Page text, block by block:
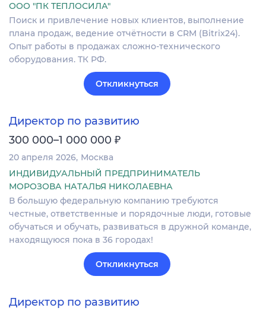
ООО "ПК ТЕПЛОСИЛА"
Поиск и привлечение новых клиентов, выполнение
плана продаж, ведение отчётности в CRM (Bitrix24).
Опыт работы в продажах сложно-технического
оборудования. ТК РФ.
Откликнуться
Директор по развитию
300 000–1 000 000 ₽
20 апреля 2026 Москва
ИНДИВИДУАЛЬНЫЙ ПРЕДПРИНИМАТЕЛЬ
МОРОЗОВА НАТАЛЬЯ НИКОЛАЕВНА
В большую федеральную компанию требуются
честные, ответственные и порядочные люди, готовые
обучаться и обучать, развиваться в дружной команде,
находящуюся пока в 36 городах!
Откликнуться
Директор по развитию